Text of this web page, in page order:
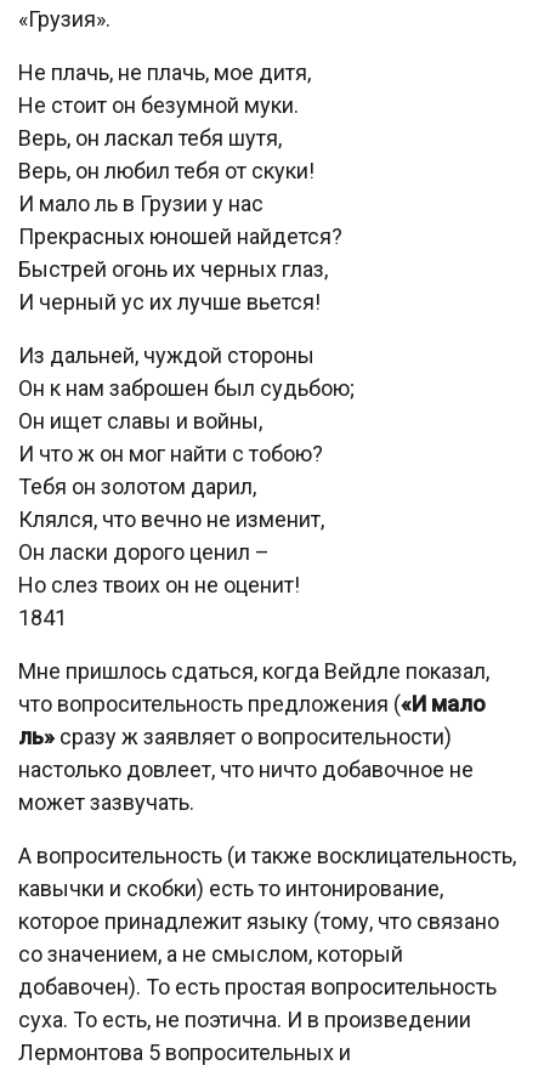
«Грузия».
Не плачь, не плачь, мое дитя,
Не стоит он безумной муки.
Верь, он ласкал тебя шутя,
Верь, он любил тебя от скуки!
И мало ль в Грузии у нас
Прекрасных юношей найдется?
Быстрей огонь их черных глаз,
И черный ус их лучше вьется!
Из дальней, чуждой стороны
Он к нам заброшен был судьбою;
Он ищет славы и войны,
И что ж он мог найти с тобою?
Тебя он золотом дарил,
Клялся, что вечно не изменит,
Он ласки дорого ценил –
Но слез твоих он не оценит!
1841
Мне пришлось сдаться, когда Вейдле показал,
что вопросительность предложения («И мало
ль» сразу ж заявляет о вопросительности)
настолько довлеет, что ничто добавочное не
может зазвучать.
А вопросительность (и также восклицательность,
кавычки и скобки) есть то интонирование,
которое принадлежит языку (тому, что связано
со значением, а не смыслом, который
добавочен). То есть простая вопросительность
суха. То есть, не поэтична. И в произведении
Лермонтова 5 вопросительных и